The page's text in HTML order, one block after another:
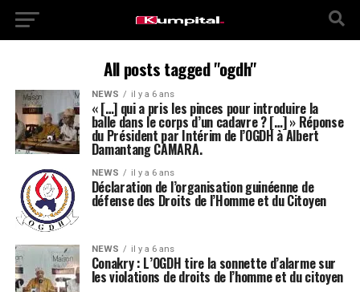
All posts tagged "ogdh"
NEWS il y a 6 ans
« […] qui a pris les pinces pour introduire la
balle dans le corps d’un cadavre ? […] » Réponse
du Président par Intérim de l’OGDH à Albert
Damantang CAMARA.
NEWS il y a 6 ans
Déclaration de l’organisation guinéenne de
défense des Droits de l’Homme et du Citoyen
NEWS il y a 6 ans
Conakry : L’OGDH tire la sonnette d’alarme sur
les violations de droits de l’homme et du citoyen